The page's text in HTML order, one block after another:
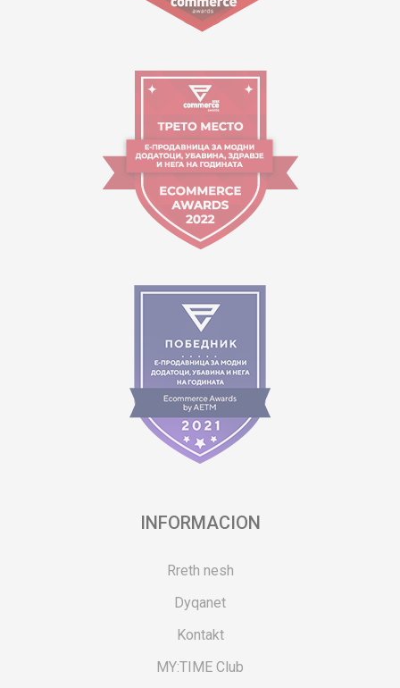
INFORMACION
Rreth nesh
Dyqanet
Kontakt
MY:TIME Club